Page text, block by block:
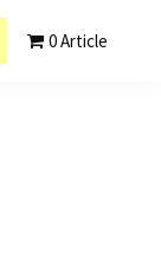
0 Article